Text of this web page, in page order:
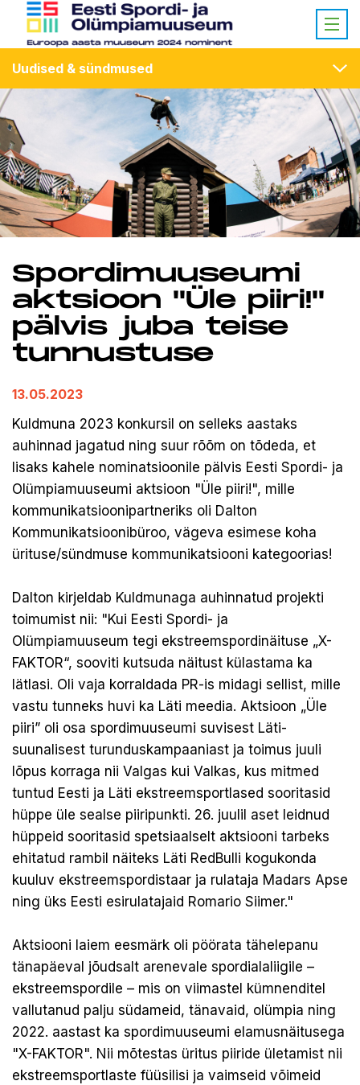
Uudised & sündmused
Spordimuuseumi
aktsioon "Üle piiri!"
pälvis juba teise
tunnustuse
13.05.2023
Kuldmuna 2023 konkursil on selleks aastaks
auhinnad jagatud ning suur rõõm on tõdeda, et
lisaks kahele nominatsioonile pälvis Eesti Spordi- ja
Olümpiamuuseumi aktsioon "Üle piiri!", mille
kommunikatsioonipartneriks oli Dalton
Kommunikatsioonibüroo, vägeva esimese koha
ürituse/sündmuse kommunikatsiooni kategoorias!
Dalton kirjeldab Kuldmunaga auhinnatud projekti
toimumist nii: "Kui Eesti Spordi- ja
Olümpiamuuseum tegi ekstreemspordinäituse „X-
FAKTOR“, sooviti kutsuda näitust külastama ka
lätlasi. Oli vaja korraldada PR-is midagi sellist, mille
vastu tunneks huvi ka Läti meedia. Aktsioon „Üle
piiri” oli osa spordimuuseumi suvisest Läti-
suunalisest turunduskampaaniast ja toimus juuli
lõpus korraga nii Valgas kui Valkas, kus mitmed
tuntud Eesti ja Läti ekstreemsportlased sooritasid
hüppe üle sealse piiripunkti. 26. juulil aset leidnud
hüppeid sooritasid spetsiaalselt aktsiooni tarbeks
ehitatud rambil näiteks Läti RedBulli kogukonda
kuuluv ekstreemspordistaar ja rulataja Madars Apse
ning üks Eesti esirulatajaid Romario Siimer."
Aktsiooni laiem eesmärk oli pöörata tähelepanu
tänapäeval jõudsalt arenevale spordialaliigile –
ekstreemspordile – mis on viimastel kümnenditel
vallutanud palju südameid, tänavaid, olümpia ning
2022. aastast ka spordimuuseumi elamusnäitusega
"X-FAKTOR". Nii mõtestas üritus piiride ületamist nii
ekstreemsportlaste füüsilisi ja vaimseid võimeid